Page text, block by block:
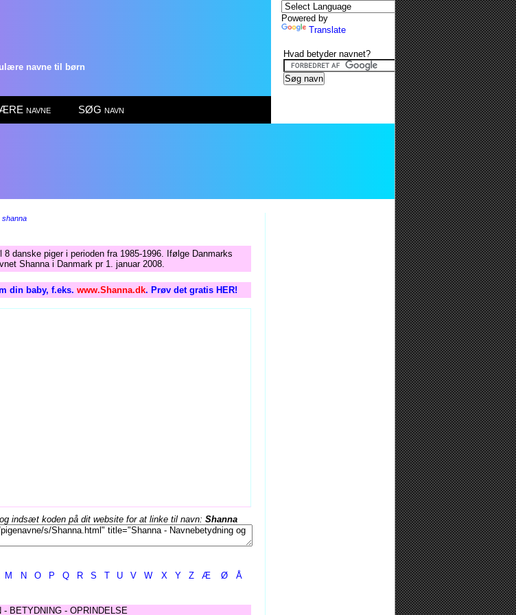
navne til børn
navne SØG navn
shanna
danske piger i perioden fra 1985-1996. Ifølge Danmarks
Shanna i Danmark pr 1. januar 2008.
din baby, f.eks. www.Shanna.dk. Prøv det gratis HER!
indsæt koden på dit website for at linke til navn: Shanna
M N O P Q R S T U V W X Y Z Æ Ø Å
- BETYDNING - OPRINDELSE
Powered by
Translate
Hvad betyder navnet?